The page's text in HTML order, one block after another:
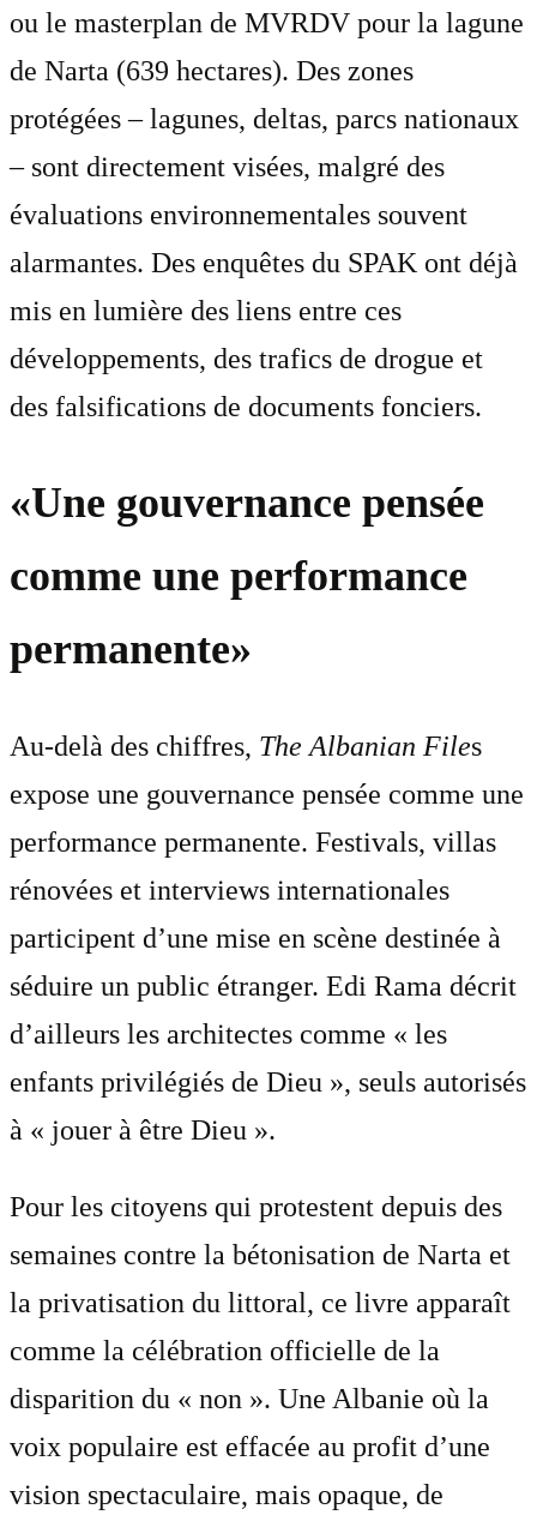
ou le masterplan de MVRDV pour la lagune
de Narta (639 hectares). Des zones
protégées – lagunes, deltas, parcs nationaux
– sont directement visées, malgré des
évaluations environnementales souvent
alarmantes. Des enquêtes du SPAK ont déjà
mis en lumière des liens entre ces
développements, des trafics de drogue et
des falsifications de documents fonciers.
«Une gouvernance pensée
comme une performance
permanente»
Au-delà des chiffres, The Albanian Files
expose une gouvernance pensée comme une
performance permanente. Festivals, villas
rénovées et interviews internationales
participent d’une mise en scène destinée à
séduire un public étranger. Edi Rama décrit
d’ailleurs les architectes comme « les
enfants privilégiés de Dieu », seuls autorisés
à « jouer à être Dieu ».
Pour les citoyens qui protestent depuis des
semaines contre la bétonisation de Narta et
la privatisation du littoral, ce livre apparaît
comme la célébration officielle de la
disparition du « non ». Une Albanie où la
voix populaire est effacée au profit d’une
vision spectaculaire, mais opaque, de